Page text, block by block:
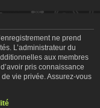
ne prend
L’administrateur du
aux membres
pris connaissance
vie privée. Assurez-vous